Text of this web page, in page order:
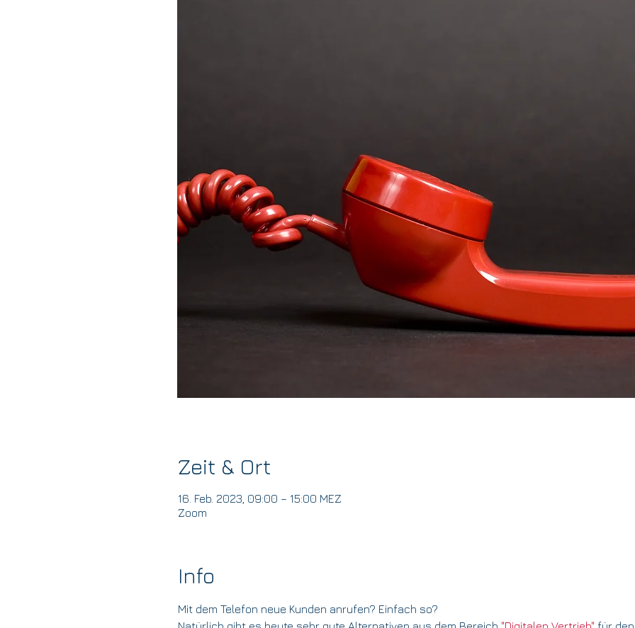
Zeit & Ort
16. Feb. 2023, 09:00 – 15:00 MEZ
Zoom
Info
Mit dem Telefon neue Kunden anrufen? Einfach so?